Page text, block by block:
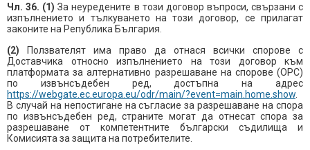
Чл. 36. (1) За неуредените в този договор въпроси, свързани с
изпълнението и тълкуването на този договор, се прилагат
законите на Република България.
(2) Ползвателят има право да отнася всички спорове с
Доставчика относно изпълнението на този договор към
платформата за алтернативно разрешаване на спорове (ОРС)
по извънсъдебен ред, достъпна на адрес
https://webgate.ec.europa.eu/odr/main/?event=main.home.show
В случай на непостигане на съгласие за разрешаване на спора
по извънсъдебен ред, страните могат да отнесат спора за
разрешаване от компетентните български съдилища и
Комисията за защита на потребителите.